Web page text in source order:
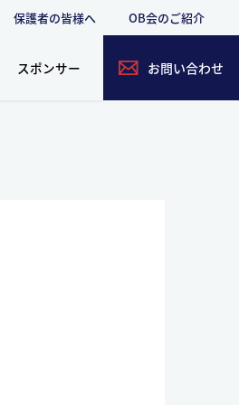
保護者の皆様へ OB会のご紹介
スポンサー お問い合わせ